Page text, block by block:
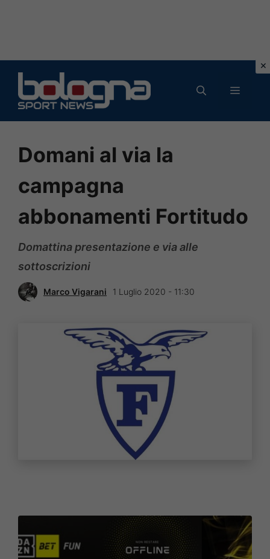
contenuto
MENU
Domani al via la
campagna
abbonamenti Fortitudo
Domattina presentazione e via alle
sottoscrizioni
Marco Vigarani 1 Luglio 2020 - 11:30